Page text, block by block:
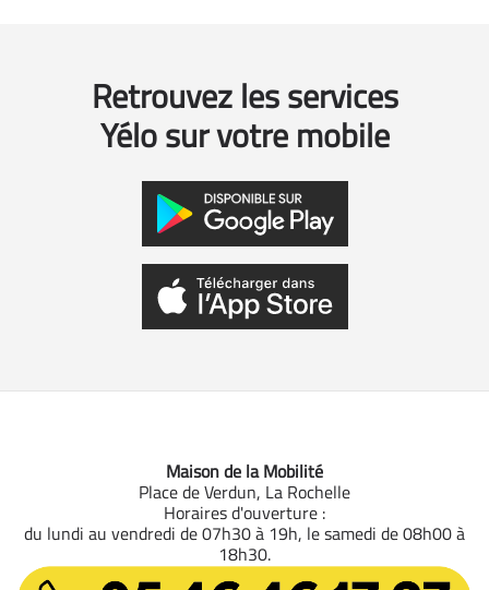
Retrouvez les services
Yélo sur votre mobile
Maison de la Mobilité
Place de Verdun, La Rochelle
Horaires d'ouverture :
du lundi au vendredi de 07h30 à 19h, le samedi de 08h00 à
18h30.
05 46 46 17 37